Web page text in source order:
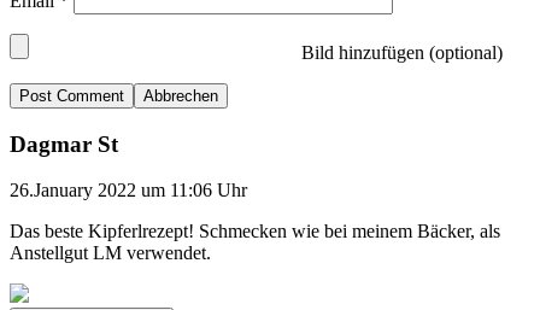
Bild hinzufügen (optional)
Abbrechen
Dagmar St
26.January 2022 um 11:06 Uhr
Das beste Kipferlrezept! Schmecken wie bei meinem Bäcker, als
Anstellgut LM verwendet.